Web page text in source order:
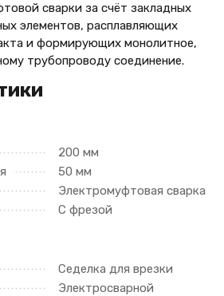
сварки за счёт закладных
элементов, расплавляющих
и формирующих монолитное,
трубопроводу соединение.
200 мм
50 мм
Электромуфтовая сварка
С фрезой
Седелка для врезки
Электросварной